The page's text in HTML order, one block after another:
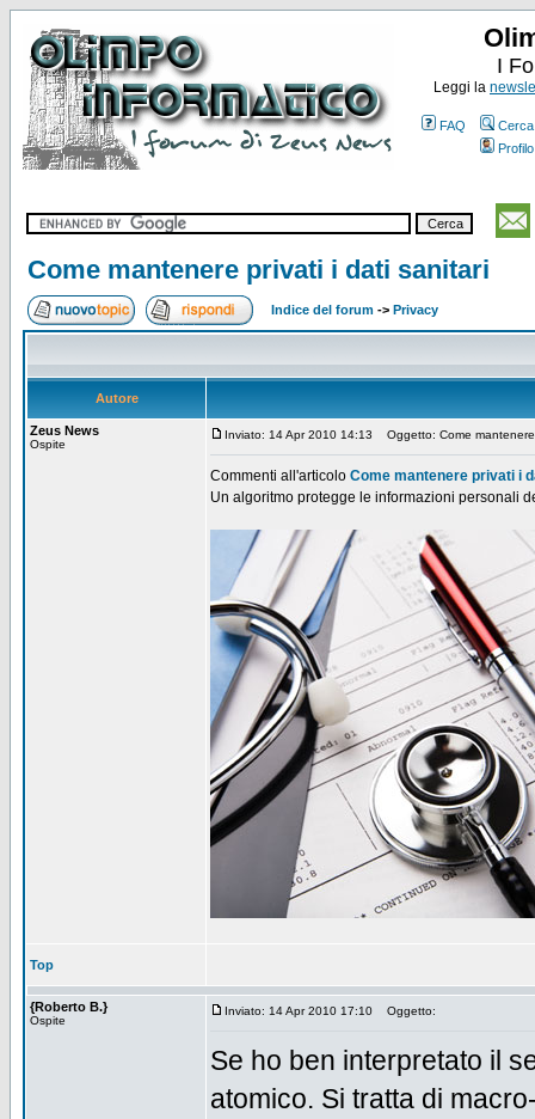
I
Leggi la
FAQ
Cerca
Profilo
Come mantenere privati i dati sanitari
Indice del forum -> Privacy
Autore
Zeus News
Ospite
Inviato: 14 Apr 2010 14:13 Oggetto: Come
Commenti all'articolo Come mantenere privati i
Un algoritmo protegge le informazioni personali
Top
{Roberto B.}
Ospite
Inviato: 14 Apr 2010 17:10 Oggetto:
Se ho ben interpretato il
atomico. Si tratta di